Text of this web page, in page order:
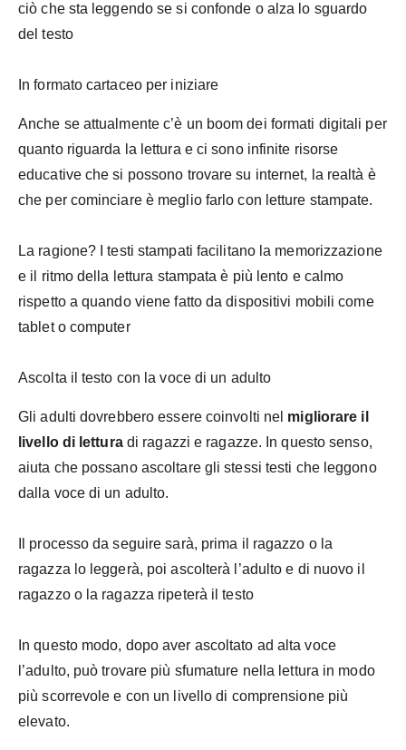
ciò che sta leggendo se si confonde o alza lo sguardo
del testo
In formato cartaceo per iniziare
Anche se attualmente c’è un boom dei formati digitali per
quanto riguarda la lettura e ci sono infinite risorse
educative che si possono trovare su internet, la realtà è
che per cominciare è meglio farlo con letture stampate.
La ragione? I testi stampati facilitano la memorizzazione
e il ritmo della lettura stampata è più lento e calmo
rispetto a quando viene fatto da dispositivi mobili come
tablet o computer
Ascolta il testo con la voce di un adulto
Gli adulti dovrebbero essere coinvolti nel migliorare il
livello di letturadi ragazzi e ragazze. In questo senso,
aiuta che possano ascoltare gli stessi testi che leggono
dalla voce di un adulto.
Il processo da seguire sarà, prima il ragazzo o la
ragazza lo leggerà, poi ascolterà l’adulto e di nuovo il
ragazzo o la ragazza ripeterà il testo
In questo modo, dopo aver ascoltato ad alta voce
l’adulto, può trovare più sfumature nella lettura in modo
più scorrevole e con un livello di comprensione più
elevato.